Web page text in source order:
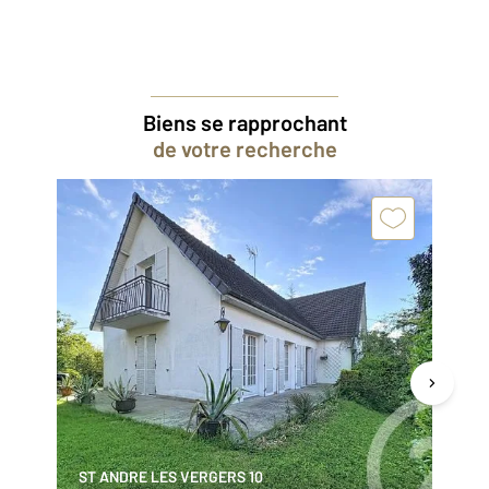
Biens se rapprochant
de votre recherche
ST ANDRE LES VERGERS 10